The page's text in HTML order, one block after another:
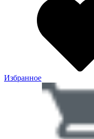
Избранное